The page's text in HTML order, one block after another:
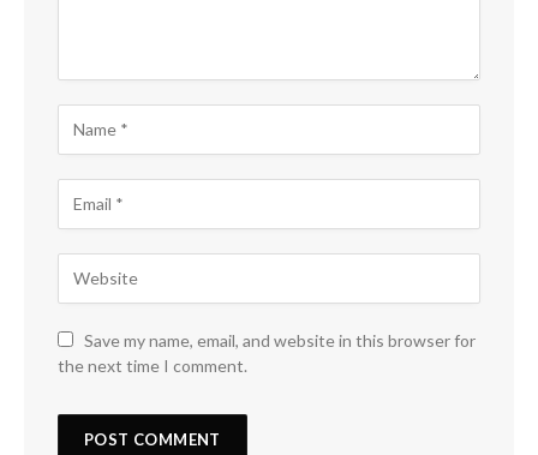
Save my name, email, and website in this browser for
the next time I comment.